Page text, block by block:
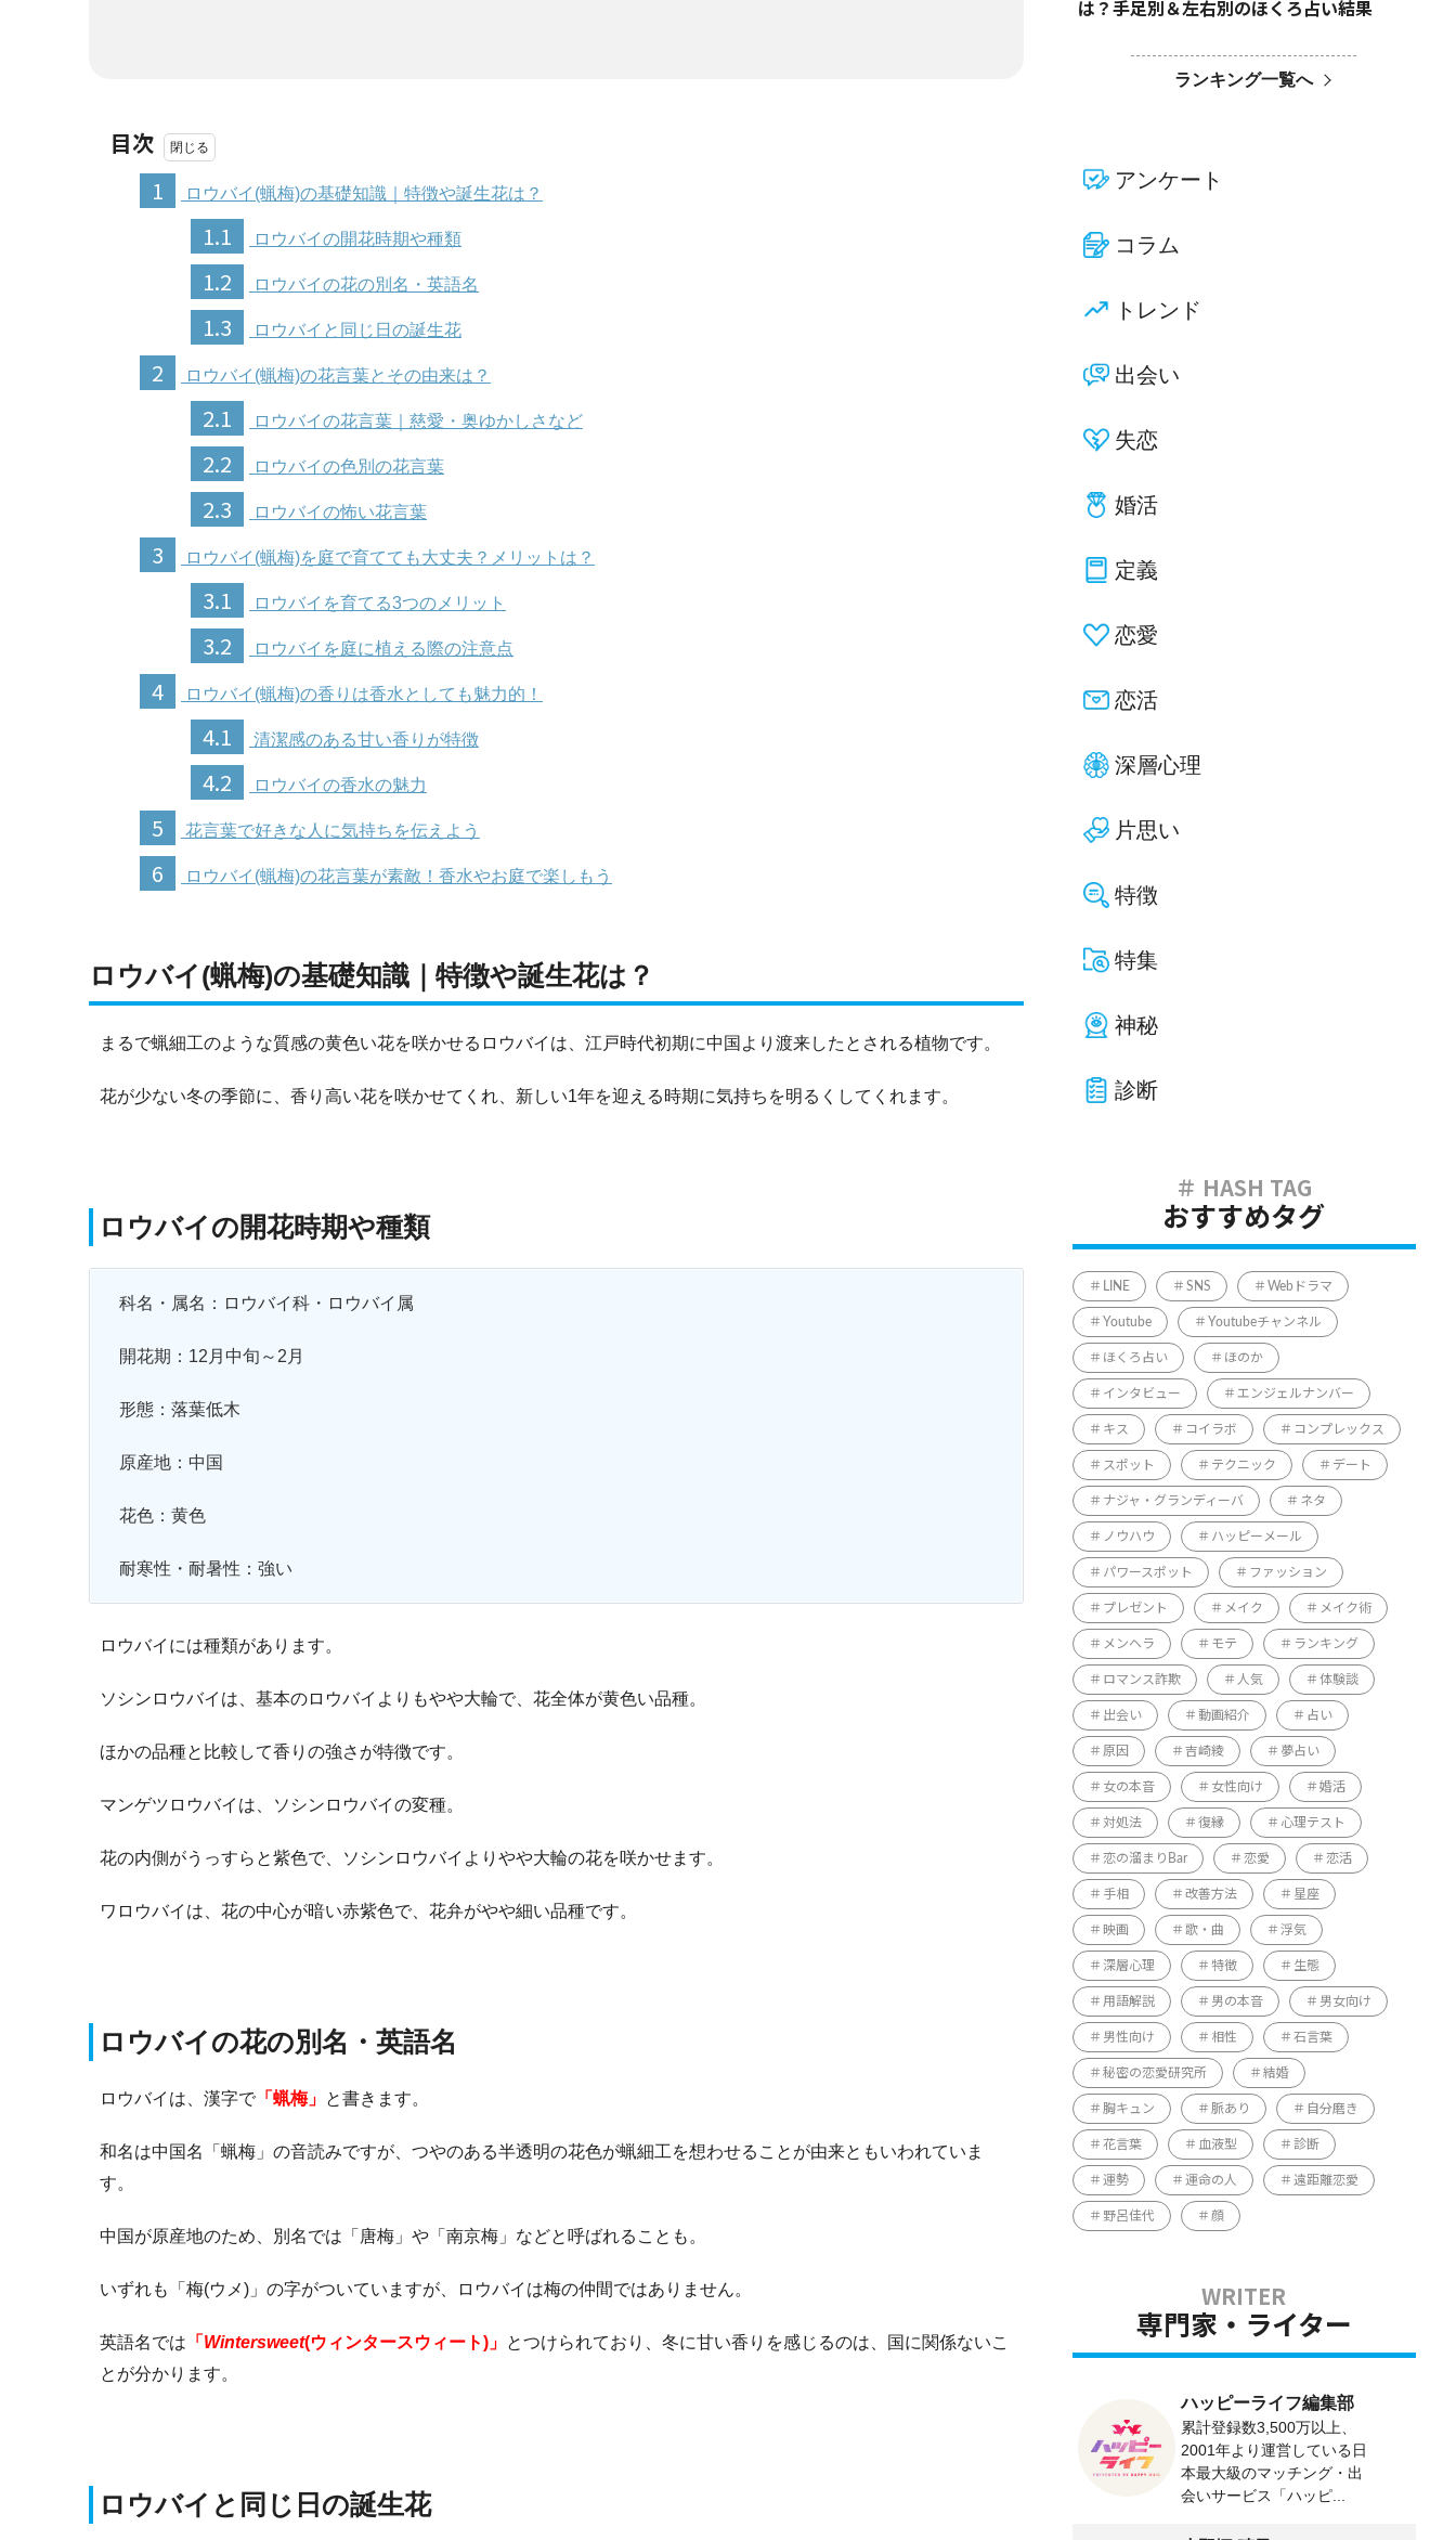
目次
1
ロウバイ(蝋梅)の基礎知識｜特徴や誕生花は？
1.1 ロウバイの開花時期や種類
1.2 ロウバイの花の別名・英語名
1.3 ロウバイと同じ日の誕生花
2 ロウバイ(蝋梅)の花言葉とその由来は？
2.1 ロウバイの花言葉｜慈愛・奥ゆかしさなど
2.2 ロウバイの色別の花言葉
2.3 ロウバイの怖い花言葉
3 ロウバイ(蝋梅)を庭で育てても大丈夫？メリットは？
3.1 ロウバイを育てる3つのメリット
3.2 ロウバイを庭に植える際の注意点
4 ロウバイ(蝋梅)の香りは香水としても魅力的！
4.1 清潔感のある甘い香りが特徴
4.2 ロウバイの香水の魅力
5 花言葉で好きな人に気持ちを伝えよう
6 ロウバイ(蝋梅)の花言葉が素敵！香水やお庭で楽しもう
ロウバイ(蝋梅)の基礎知識｜特徴や誕生花は？
まるで蝋細工のような質感の黄色い花を咲かせるロウバイは、江戸時代初期に中国より渡来したとされる植物です。
花が少ない冬の季節に、香り高い花を咲かせてくれ、新しい1年を迎える時期に気持ちを明るくしてくれます。
ロウバイの開花時期や種類
科名・属名：ロウバイ科・ロウバイ属
開花期：12月中旬～2月
形態：落葉低木
原産地：中国
花色：黄色
耐寒性・耐暑性：強い
ロウバイには種類があります。
ソシンロウバイは、基本のロウバイよりもやや大輪で、花全体が黄色い品種。
ほかの品種と比較して香りの強さが特徴です。
マンゲツロウバイは、ソシンロウバイの変種。
花の内側がうっすらと紫色で、ソシンロウバイよりやや大輪の花を咲かせます。
ワロウバイは、花の中心が暗い赤紫色で、花弁がやや細い品種です。
ロウバイの花の別名・英語名
ロウバイは、漢字で 「蝋梅」 と書きます。
和名は中国名「蝋梅」の音読みですが、つやのある半透明の花色が蝋細工を想わせることが由来ともいわれていま
す。
中国が原産地のため、別名では「唐梅」や「南京梅」などと呼ばれることも。
いずれも「梅(ウメ)」の字がついていますが、ロウバイは梅の仲間ではありません。
英語名では 「 Wintersweet(ウィンタースウィート)」 とつけられており、冬に甘い香りを感じるのは、国に関係ないこ
とが分かります。
ロウバイと同じ日の誕生花
は？手足別＆左右別のほくろ占い結果
ランキング一覧へ
アンケート
コラム
トレンド
出会い
失恋
婚活
定義
恋愛
恋活
深層心理
片思い
特徴
特集
神秘
診断
おすすめタグ
LINE SNS Webドラマ
Youtube Youtubeチャンネル
ほくろ占い ほのか
インタビュー エンジェルナンバー
キス コイラボ コンプレックス
スポット テクニック デート
ナジャ・グランディーバ ネタ
ノウハウ ハッピーメール
パワースポット ファッション
プレゼント メイク メイク術
メンヘラ モテ ランキング
ロマンス詐欺 人気 体験談
出会い 動画紹介 占い
原因 吉崎綾 夢占い
女の本音 女性向け 婚活
対処法 復縁 心理テスト
恋の溜まりBar 恋愛 恋活
手相 改善方法 星座
映画 歌・曲 浮気
深層心理 特徴 生態
用語解説 男の本音 男女向け
男性向け 相性 石言葉
秘密の恋愛研究所 結婚
胸キュン 脈あり 自分磨き
花言葉 血液型 診断
運勢 運命の人 遠距離恋愛
野呂佳代 顔
専門家・ライター
ハッピーライフ編集部
累計登録数3,500万以上、
2001年より運営している日
本最大級のマッチング・出
会いサービス「ハッピ...